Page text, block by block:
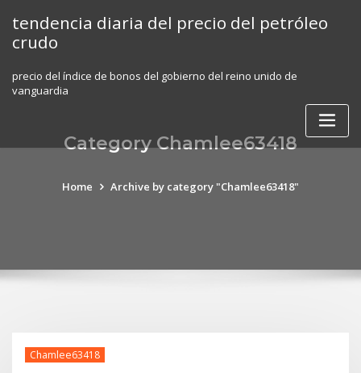
content
tendencia diaria del precio del petróleo
crudo
precio del índice de bonos del gobierno del reino unido de
vanguardia
Category Chamlee63418
Home Archive by category "Chamlee63418"
Chamlee63418